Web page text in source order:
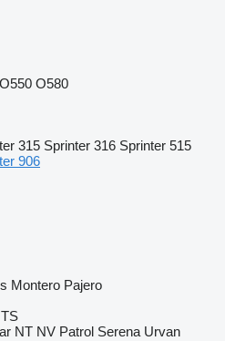
O550 O580
315 Sprinter 316 Sprinter 515
906
Montero Pajero
TS
NT NV Patrol Serena Urvan